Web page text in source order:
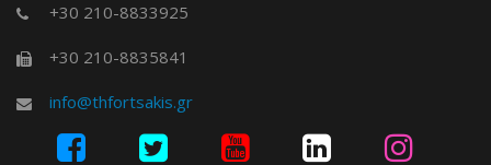
+30 210-8833925
+30 210-8835841
info@thfortsakis.gr